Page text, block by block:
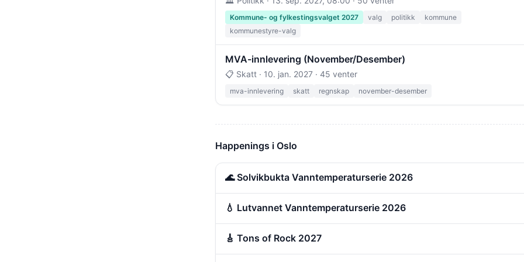
Kommune- og fylkestingsvalget 2027 valg politikk
kommune
kommunestyre-valg
MVA-innlevering (November/Desember)
📋 Skatt · 10. jan. 2027 · 45 venter
mva-innlevering skatt regnskap november-desember
Happenings i Oslo
🌊 Solvikbukta Vanntemperaturserie 2026
💧 Lutvannet Vanntemperaturserie 2026
🎸 Tons of Rock 2027